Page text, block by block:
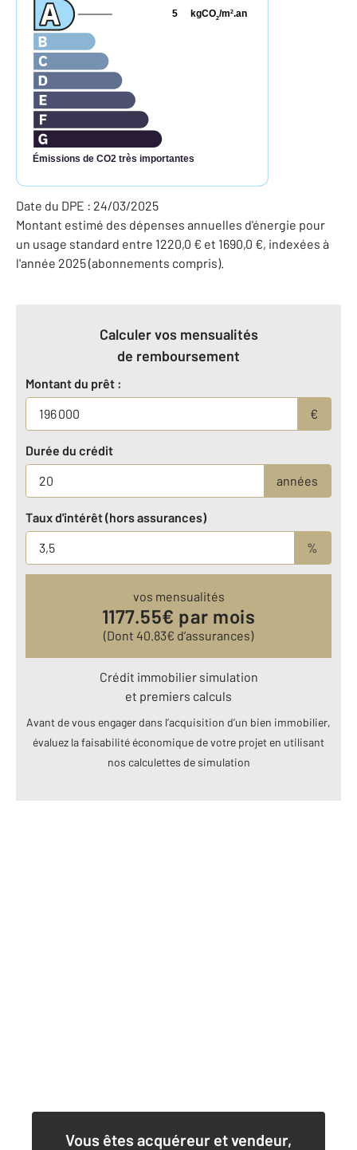
Émissions de CO2 très importantes
kgCO2/m2.an
5
Date du DPE : 24/03/2025
Montant estimé des dépenses annuelles d'énergie pour
un usage standard entre 1220,0 € et 1690,0 €, indexées à
l'année 2025 (abonnements compris).
Calculer vos mensualités
de remboursement
Montant du prêt :
€
Durée du crédit
années
Taux d'intérêt (hors assurances)
%
vos mensualités
1177.55€ par mois
(Dont 40.83€ d’assurances)
Crédit immobilier simulation
et premiers calculs
Avant de vous engager dans l’acquisition d’un bien immobilier,
évaluez la faisabilité économique de votre projet en utilisant
nos calculettes de simulation
Vous êtes acquéreur et vendeur,